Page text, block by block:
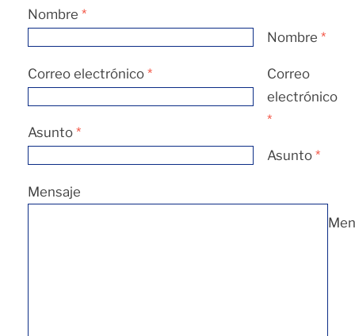
Nombre *
Nombre *
Correo electrónico *
Correo
electrónico
*
Asunto *
Asunto *
Mensaje